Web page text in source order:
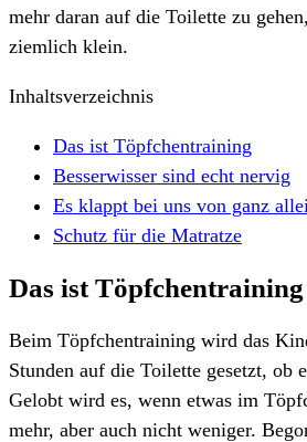
mehr daran auf die Toilette zu
ziemlich klein.
Inhaltsverzeichnis
Das ist Töpfchentraining
Besserwisser sind echt nervig
Es klappt bei uns von ganz
Schutz für die Matratze
Das ist Töpfchentraining
Beim Töpfchentraining wird das
Stunden auf die Toilette gesetzt, ob
Gelobt wird es, wenn etwas im
mehr, aber auch nicht weniger.